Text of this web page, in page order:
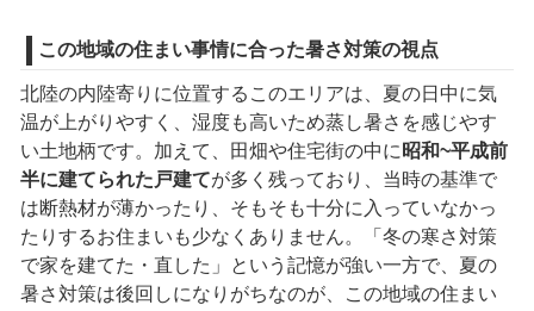
この地域の住まい事情に合った暑さ対策の視点
北陸の内陸寄りに位置するこのエリアは、夏の日中に気
温が上がりやすく、湿度も高いため蒸し暑さを感じやす
い土地柄です。加えて、田畑や住宅街の中に 昭和~平成前
半に建てられた戸建てが多く残っており、当時の基準で
は断熱材が薄かったり、そもそも十分に入っていなかっ
たりするお住まいも少なくありません。「冬の寒さ対策
で家を建てた・直した」という記憶が強い一方で、夏の
暑さ対策は後回しになりがちなのが、この地域の住まい